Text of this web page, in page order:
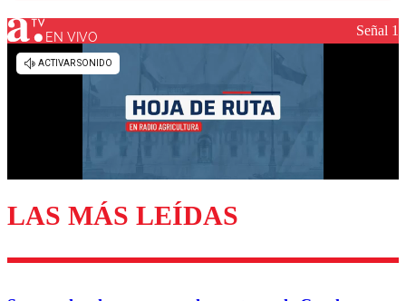
Los comentarios son moderados para garantizar un
Enviar comentario
EN VIVO Señal 1
LAS MÁS LEÍDAS